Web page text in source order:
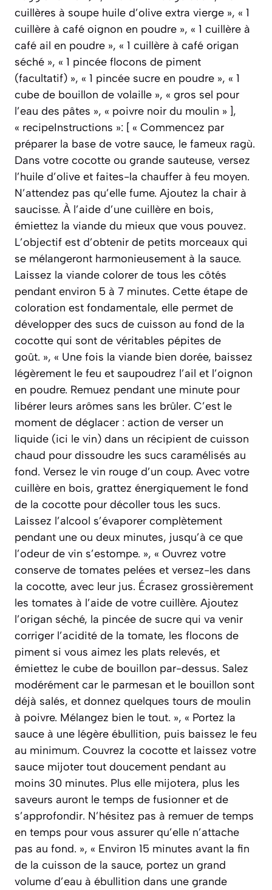
cuillères à soupe huile d’olive extra vierge », « 1
cuillère à café oignon en poudre », « 1 cuillère à
café ail en poudre », « 1 cuillère à café origan
séché », « 1 pincée flocons de piment
(facultatif) », « 1 pincée sucre en poudre », « 1
cube de bouillon de volaille », « gros sel pour
l’eau des pâtes », « poivre noir du moulin » ],
« recipeInstructions »: [ « Commencez par
préparer la base de votre sauce, le fameux ragù.
Dans votre cocotte ou grande sauteuse, versez
l’huile d’olive et faites-la chauffer à feu moyen.
N’attendez pas qu’elle fume. Ajoutez la chair à
saucisse. À l’aide d’une cuillère en bois,
émiettez la viande du mieux que vous pouvez.
L’objectif est d’obtenir de petits morceaux qui
se mélangeront harmonieusement à la sauce.
Laissez la viande colorer de tous les côtés
pendant environ 5 à 7 minutes. Cette étape de
coloration est fondamentale, elle permet de
développer des sucs de cuisson au fond de la
cocotte qui sont de véritables pépites de
goût. », « Une fois la viande bien dorée, baissez
légèrement le feu et saupoudrez l’ail et l’oignon
en poudre. Remuez pendant une minute pour
libérer leurs arômes sans les brûler. C’est le
moment de déglacer : action de verser un
liquide (ici le vin) dans un récipient de cuisson
chaud pour dissoudre les sucs caramélisés au
fond. Versez le vin rouge d’un coup. Avec votre
cuillère en bois, grattez énergiquement le fond
de la cocotte pour décoller tous les sucs.
Laissez l’alcool s’évaporer complètement
pendant une ou deux minutes, jusqu’à ce que
l’odeur de vin s’estompe. », « Ouvrez votre
conserve de tomates pelées et versez-les dans
la cocotte, avec leur jus. Écrasez grossièrement
les tomates à l’aide de votre cuillère. Ajoutez
l’origan séché, la pincée de sucre qui va venir
corriger l’acidité de la tomate, les flocons de
piment si vous aimez les plats relevés, et
émiettez le cube de bouillon par-dessus. Salez
modérément car le parmesan et le bouillon sont
déjà salés, et donnez quelques tours de moulin
à poivre. Mélangez bien le tout. », « Portez la
sauce à une légère ébullition, puis baissez le feu
au minimum. Couvrez la cocotte et laissez votre
sauce mijoter tout doucement pendant au
moins 30 minutes. Plus elle mijotera, plus les
saveurs auront le temps de fusionner et de
s’approfondir. N’hésitez pas à remuer de temps
en temps pour vous assurer qu’elle n’attache
pas au fond. », « Environ 15 minutes avant la fin
de la cuisson de la sauce, portez un grand
volume d’eau à ébullition dans une grande